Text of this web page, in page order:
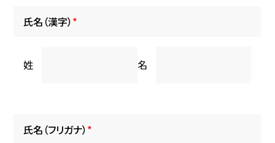
氏名（漢字） *
姓 名
氏名（フリガナ） *